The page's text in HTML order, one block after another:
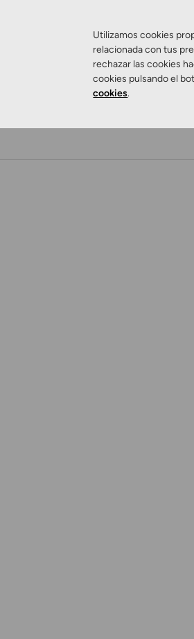
Utilizamos cookies
relacionada con tus
rechazar las cookies
cookies pulsando el
cookies.